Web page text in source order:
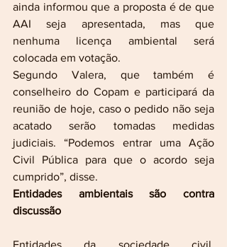
ainda informou que a proposta é de que
AAI seja apresentada, mas que
nenhuma licença ambiental será
colocada em votação.
Segundo Valera, que também é
conselheiro do Copam e participará da
reunião de hoje, caso o pedido não seja
acatado serão tomadas medidas
judiciais. “Podemos entrar uma Ação
Civil Pública para que o acordo seja
cumprido”, disse.
Entidades ambientais são contra
discussão
Entidades da sociedade civil,